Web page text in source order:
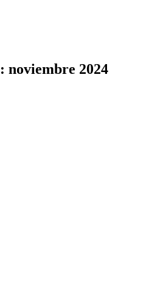
noviembre 2024